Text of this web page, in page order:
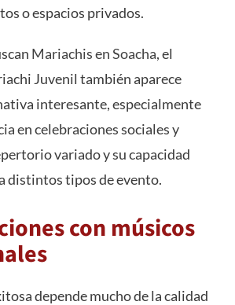
o espacios privados.
Mariachis en Soacha, el
Juvenil también aparece
interesante, especialmente
en celebraciones sociales y
variado y su capacidad
distintos tipos de evento.
con músicos
depende mucho de la calidad